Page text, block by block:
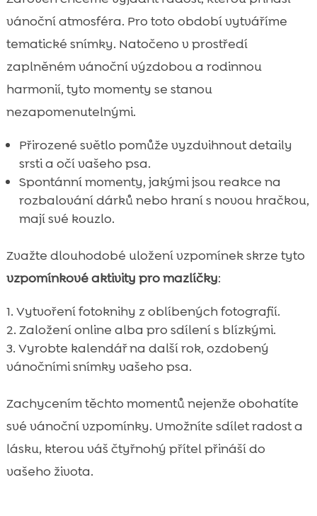
vánoční atmosféra. Pro toto období vytváříme
tematické snímky. Natočeno v prostředí
zaplněném vánoční výzdobou a rodinnou
harmonií, tyto momenty se stanou
nezapomenutelnými.
Přirozené světlo pomůže vyzdvihnout detaily
srsti a očí vašeho psa.
Spontánní momenty, jakými jsou reakce na
rozbalování dárků nebo hraní s novou hračkou,
mají své kouzlo.
Zvažte dlouhodobé uložení vzpomínek skrze tyto
vzpomínkové aktivity pro mazlíčky:
Vytvoření fotoknihy z oblíbených fotografií.
Založení online alba pro sdílení s blízkými.
Vyrobte kalendář na další rok, ozdobený
vánočními snímky vašeho psa.
Zachycením těchto momentů nejenže obohatíte
své vánoční vzpomínky. Umožníte sdílet radost a
lásku, kterou váš čtyřnohý přítel přináší do
vašeho života.